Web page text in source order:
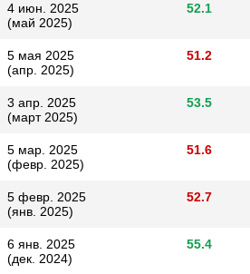
4 июн. 2025
(май 2025)
52.1
5 мая 2025
(апр. 2025)
51.2
3 апр. 2025
(март 2025)
53.5
5 мар. 2025
(февр. 2025)
51.6
5 февр. 2025
(янв. 2025)
52.7
6 янв. 2025
(дек. 2024)
55.4